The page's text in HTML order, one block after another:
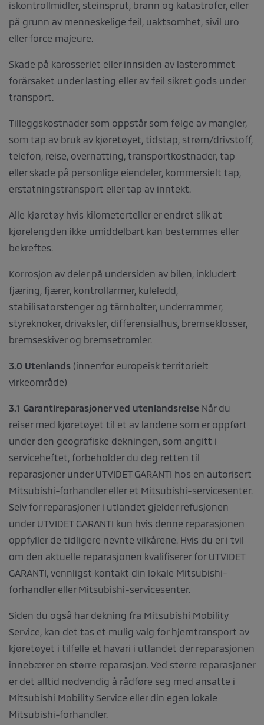
iskontrollmidler, steinsprut, brann og katastrofer, eller
på grunn av menneskelige feil, uaktsomhet, sivil uro
eller force majeure.
Skade på karosseriet eller innsiden av lasterommet
forårsaket under lasting eller av feil sikret gods under
transport.
Tilleggskostnader som oppstår som følge av mangler,
som tap av bruk av kjøretøyet, tidstap, strøm/drivstoff,
telefon, reise, overnatting, transportkostnader, tap
eller skade på personlige eiendeler, kommersielt tap,
erstatningstransport eller tap av inntekt.
Alle kjøretøy hvis kilometerteller er endret slik at
kjørelengden ikke umiddelbart kan bestemmes eller
bekreftes.
Korrosjon av deler på undersiden av bilen, inkludert
fjæring, fjærer, kontrollarmer, kuleledd,
stabilisatorstenger og tårnbolter, underrammer,
styreknoker, drivaksler, differensialhus, bremseklosser,
bremseskiver og bremsetromler.
3.0 Utenlands (innenfor europeisk territorielt
virkeområde)
3.1 Garantireparasjoner ved utenlandsreise Når du
reiser med kjøretøyet til et av landene som er oppført
under den geografiske dekningen, som angitt i
serviceheftet, forbeholder du deg retten til
reparasjoner under UTVIDET GARANTI hos en autorisert
Mitsubishi-forhandler eller et Mitsubishi-servicesenter.
Selv for reparasjoner i utlandet gjelder refusjonen
under UTVIDET GARANTI kun hvis denne reparasjonen
oppfyller de tidligere nevnte vilkårene. Hvis du er i tvil
om den aktuelle reparasjonen kvalifiserer for UTVIDET
GARANTI, vennligst kontakt din lokale Mitsubishi-
forhandler eller Mitsubishi-servicesenter.
Siden du også har dekning fra Mitsubishi Mobility
Service, kan det tas et mulig valg for hjemtransport av
kjøretøyet i tilfelle et havari i utlandet der reparasjonen
innebærer en større reparasjon. Ved større reparasjoner
er det alltid nødvendig å rådføre seg med ansatte i
Mitsubishi Mobility Service eller din egen lokale
Mitsubishi-forhandler.